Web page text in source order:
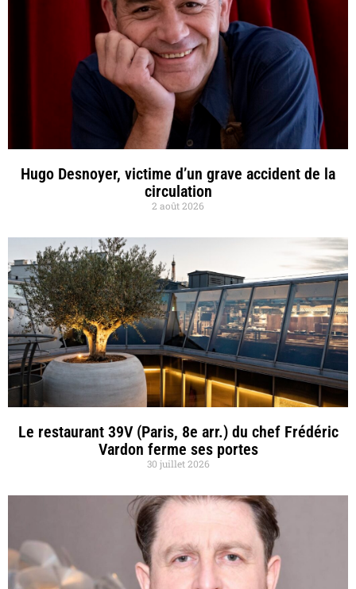
Hugo Desnoyer, victime d’un grave accident de la
circulation
2 août 2026
Le restaurant 39V (Paris, 8e arr.) du chef Frédéric
Vardon ferme ses portes
30 juillet 2026